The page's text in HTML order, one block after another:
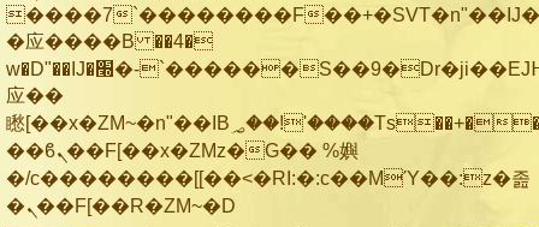
����7`��������F
�应����B ��4�
w�D"��IJ�׭�-`������S��9�Dr�ji��EJ߅��gJ�
应��
矁[��x�ZM~�n"��IB؃��!'����Тѕ��+��(m��IK�ʭ�/|
��ϐܢ��F[��x�ZMz�G�� %嬩
�/c��������[[��<�RI:�:c��MΎ��:z�졾
�ܢ��F[��R�ZM~�D